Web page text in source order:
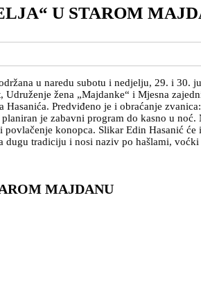
U STAROM
u naredu subotu i nedjelju, 29. i
žena „Majdanke“ i Mjesna
Predviđeno je i obraćanje
je zabavni program do kasno u
konopca. Slikar Edin Hasanić
dugu tradiciju i nosi naziv po hašlami,
MAJDANU